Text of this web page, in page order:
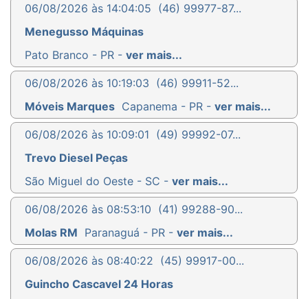
06/08/2026 às 14:04:05 (46) 99977-87...
Menegusso Máquinas
Pato Branco - PR - ver mais...
06/08/2026 às 10:19:03 (46) 99911-52...
Móveis Marques Capanema - PR - ver mais...
06/08/2026 às 10:09:01 (49) 99992-07...
Trevo Diesel Peças
São Miguel do Oeste - SC - ver mais...
06/08/2026 às 08:53:10 (41) 99288-90...
Molas RM Paranaguá - PR - ver mais...
06/08/2026 às 08:40:22 (45) 99917-00...
Guincho Cascavel 24 Horas